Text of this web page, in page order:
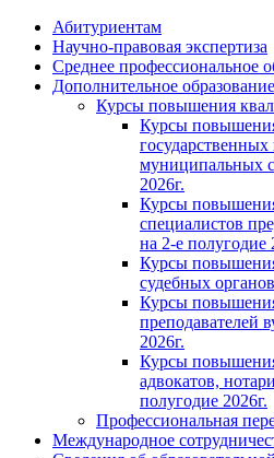
Абитуриентам
Научно-правовая экспертиза
Cреднее профессиональное
Дополнительное образование
Курсы повышения
Курсы
муниципальных
2026г.
Курсы
специалистов
на 2-е полугодие
Курсы
судебных
Курсы
преподавателей
2026г.
Курсы
адвокатов,
полугодие 2026г.
Профессиональная
Международное